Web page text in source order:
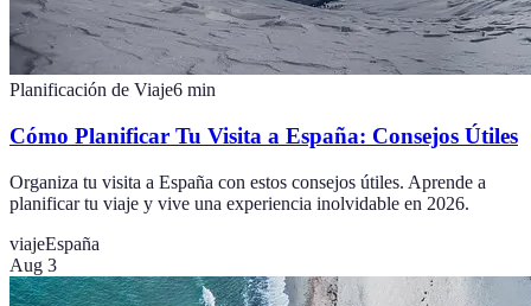
Planificación de Viaje6 min
Cómo Planificar Tu Visita a España: Consejos Útiles
Organiza tu visita a España con estos consejos útiles. Aprende a
planificar tu viaje y vive una experiencia inolvidable en 2026.
viajeEspaña
Aug 3